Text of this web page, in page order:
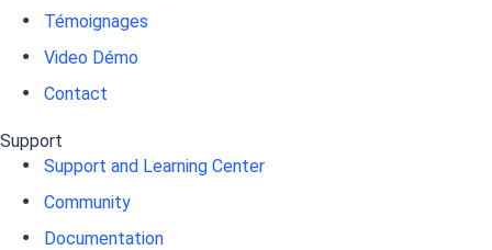
Témoignages
Video Démo
Contact
Support
Support and Learning Center
Community
Documentation